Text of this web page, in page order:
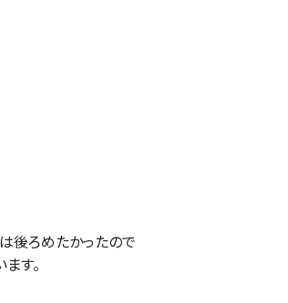
後ろめたかったので
す。